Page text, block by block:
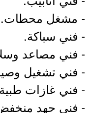
- مشغل محطات.
- فني سباكة.
- فني مصاعد
- فني تشغيل
- فني غازات
- فني جهد